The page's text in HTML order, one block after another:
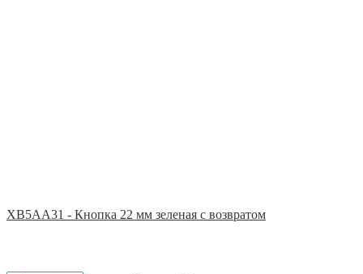
XB5AA31 - Кнопка 22 мм зеленая с возвратом